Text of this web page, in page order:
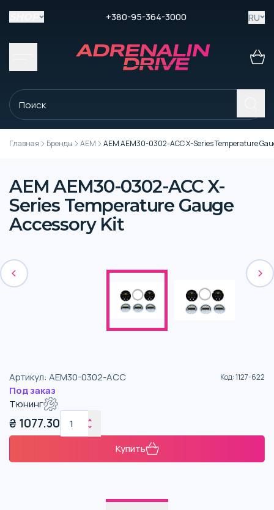
+380-95-364-3000 RU
Главная Бренды AEM AEM AEM30-0302-ACC X-Series Temperature
AEM AEM30-0302-ACC X-
Series Temperature Gauge
Accessory Kit
Артикул: AEM30-0302-ACC Код:1127-622
Под заказ
Тюнинг
₴ 1077.30
Купить